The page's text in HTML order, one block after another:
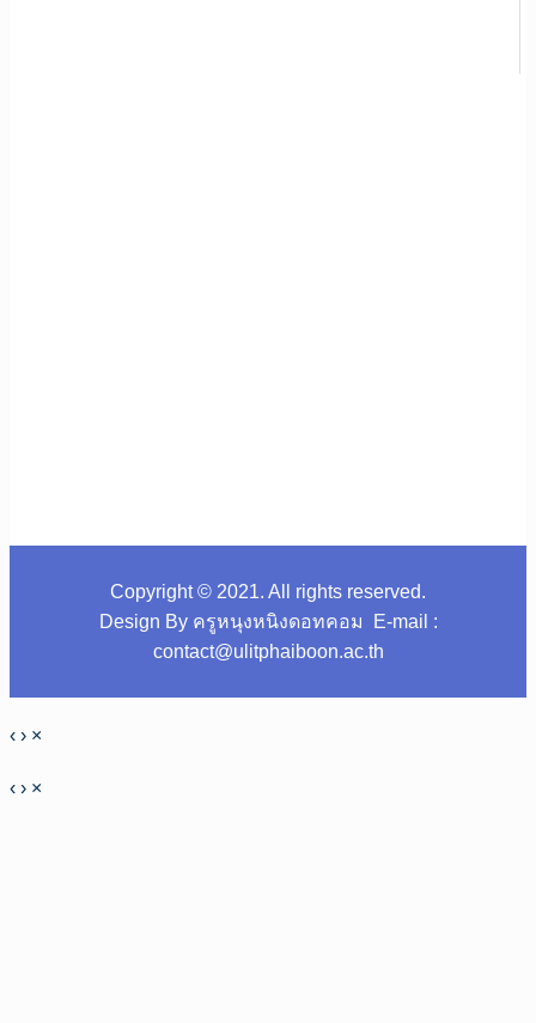
Copyright © 2021. All rights reserved.
Design By ครูหนุงหนิงดอทคอม E-mail :
contact@ulitphaiboon.ac.th
‹ › ×
‹ › ×